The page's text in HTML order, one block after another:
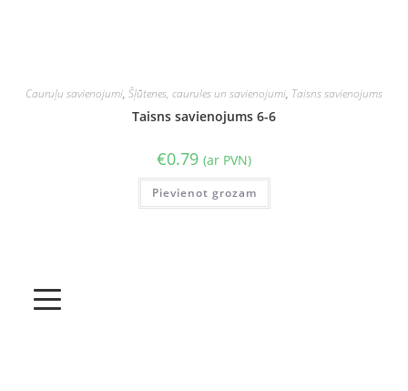
Cauruļu savienojumi, Šļūtenes, caurules un savienojumi, Taisns savienojums
Taisns savienojums 6-6
€0.79 (ar PVN)
Pievienot grozam